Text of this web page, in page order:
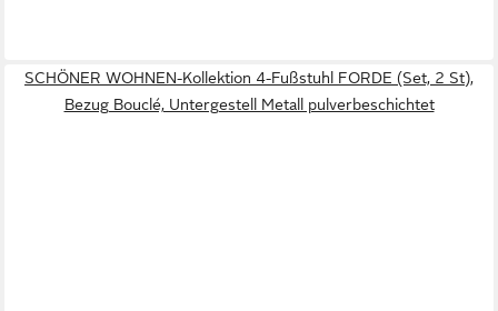
SCHÖNER WOHNEN-Kollektion 4-Fußstuhl FORDE (Set, 2 St),
Bezug Bouclé, Untergestell Metall pulverbeschichtet